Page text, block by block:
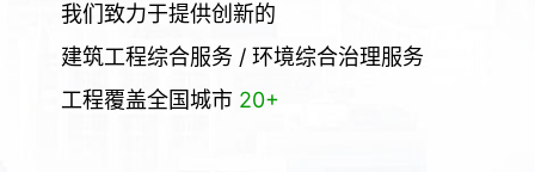
我们致力于提供创新的
建筑工程综合服务 / 环境综合治理服务
工程覆盖全国城市 20+